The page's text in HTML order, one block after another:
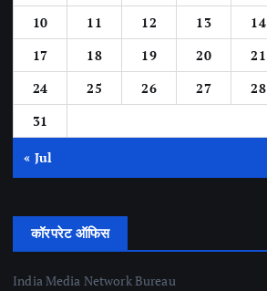
10
11 12 13 14
17
18 19 20 21
24
25 26 27 28
31
« Jul
कॉरपरेट ऑफिस
India Media Network Bureau